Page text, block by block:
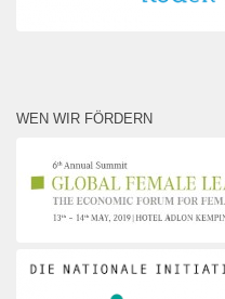
WEN WIR FÖRDERN